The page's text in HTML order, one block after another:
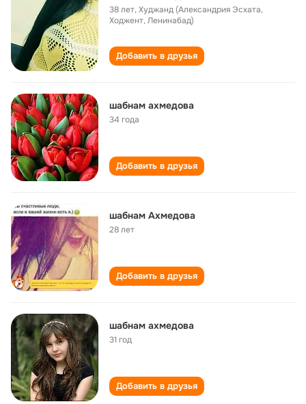
38 лет,Худжанд (Александрия Эсхата,
Ходжент, Ленинабад)
Добавить в друзья
шабнам ахмедова
34 года
Добавить в друзья
шабнам Ахмедова
28 лет
Добавить в друзья
шабнам ахмедова
31 год
Добавить в друзья